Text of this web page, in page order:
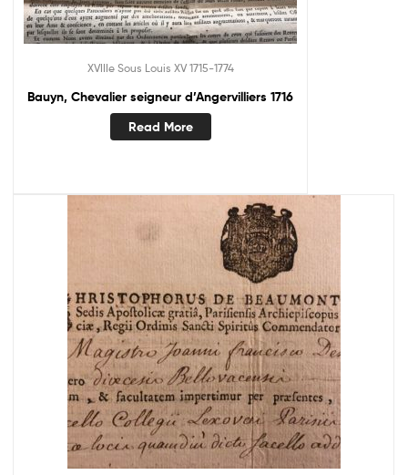
XVIIIe Sous Louis XV 1715-1774
Bauyn, Chevalier seigneur d’Angervilliers 1716
Read More